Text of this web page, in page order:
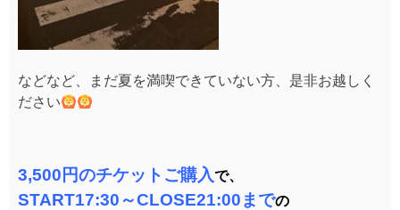
などなど、まだ夏を満喫できていない方、是非お越しく
ださい
3,500円のチケットご購入で、
START17:30～CLOSE21:00までの